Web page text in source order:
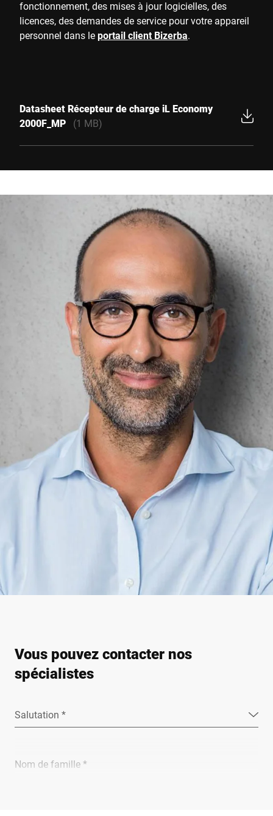
fonctionnement, des mises à jour logicielles, des
licences, des demandes de service pour votre appareil
personnel dans leportail client Bizerba.
Datasheet Récepteur de charge iL Economy
2000F_MP
(1 MB)
Vous pouvez contacter nos
spécialistes
Salutation *
Nom de famille *